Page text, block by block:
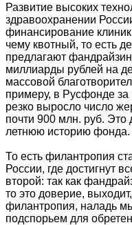
Развитие высоких
здравоохранении
финансирование
чему квотный, то есть
предлагают
миллиарды рублей на
массовой
примеру, в Русфонде за
резко выросло число
почти 900 млн. руб. Это
летнюю историю фонда.
То есть филантропия
России, где достигнут
второй: так как
то это доверие,
филантропия, наладь
подспорьем для